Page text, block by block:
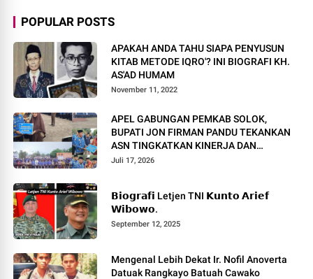
POPULAR POSTS
APAKAH ANDA TAHU SIAPA PENYUSUN
KITAB METODE IQRO'? INI BIOGRAFI KH.
AS'AD HUMAM
November 11, 2022
APEL GABUNGAN PEMKAB SOLOK,
BUPATI JON FIRMAN PANDU TEKANKAN
ASN TINGKATKAN KINERJA DAN
PELAYANAN MASYARAKAT.
Juli 17, 2026
𝗕𝗶𝗼𝗴𝗿𝗮𝗳𝗶 Letjen TNI 𝗞𝘂𝗻𝘁𝗼 𝗔𝗿𝗶𝗲𝗳
𝗪𝗶𝗯𝗼𝘄𝗼.
September 12, 2025
Mengenal Lebih Dekat Ir. Nofil Anoverta
Datuak Rangkayo Batuah Cawako